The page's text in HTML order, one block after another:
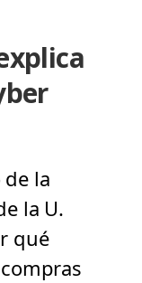
de la
la U.
qué